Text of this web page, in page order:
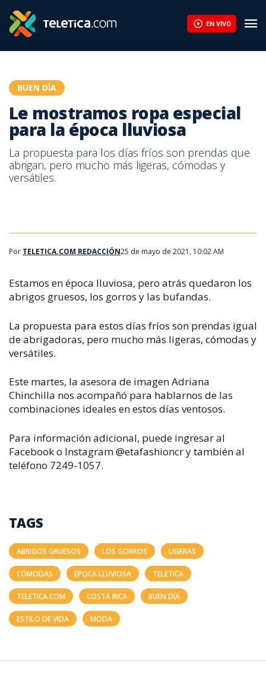
EN VIVO
BUEN DÍA
Le mostramos ropa especial
para la época lluviosa
La propuesta para los días fríos son prendas que
abrigan, pero mucho más ligeras, cómodas y
versátiles.
Por TELETICA.COM REDACCIÓN25 de mayo de 2021, 10:02 AM
Estamos en época lluviosa, pero atrás quedaron los
abrigos gruesos, los gorros y las bufandas.
La propuesta para estos días fríos son prendas igual
de abrigadoras, pero mucho más ligeras, cómodas y
versátiles.
Este martes, la asesora de imagen Adriana
Chinchilla nos acompañó para hablarnos de las
combinaciones ideales en estos días ventosos.
Para información adicional, puede ingresar al
Facebook o Instagram @etafashioncr y también al
teléfono 7249-1057.
TAGS
ABRIGOS GRUESOS LOS GORROS LIGERAS
CÓMODAS ÉPOCA LLUVIOSA TELETICA
TELETICA.COM COSTA RICA BUEN DÍA
ESTILO DE VIDA MODA